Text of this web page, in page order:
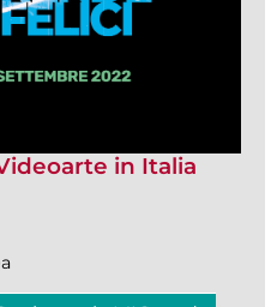
in Italia